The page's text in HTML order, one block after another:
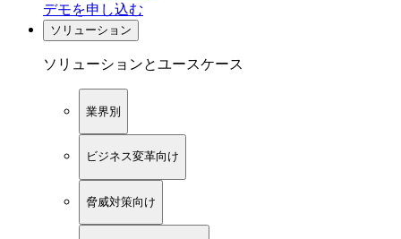
デモを申し込む
ソリューション
ソリューションとユースケース
業界別
ビジネス変革向け
脅威対策向け